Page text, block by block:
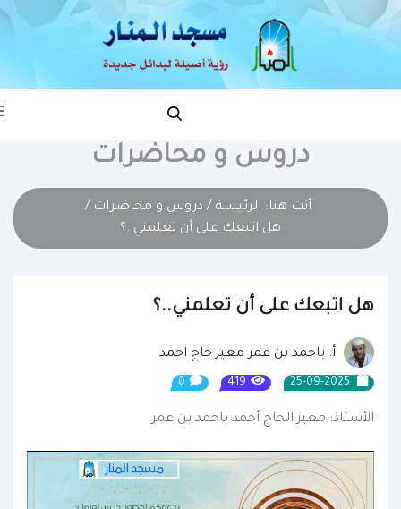
دروس و محاضرات
أنت هنا: الرئيسة / دروس و محاضرات /
هل اتبعك على أن تعلمني..؟
هل اتبعك على أن تعلمني..؟
أ. باحمد بن عمر معيز حاج احمد
419
0
الأستاذ: معيز الحاج أحمد باحمد بن عمر